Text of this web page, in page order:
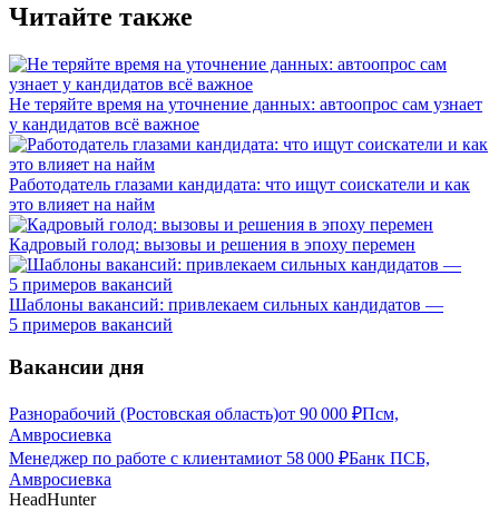
Читайте также
Не теряйте время на уточнение данных: автоопрос сам узнает
у кандидатов всё важное
Работодатель глазами кандидата: что ищут соискатели и как
это влияет на найм
Кадровый голод: вызовы и решения в эпоху перемен
Шаблоны вакансий: привлекаем сильных кандидатов —
5 примеров вакансий
Вакансии дня
Разнорабочий (Ростовская область)от 90 000 ₽Псм,
Амвросиевка
Менеджер по работе с клиентамиот 58 000 ₽Банк ПСБ,
Амвросиевка
HeadHunter